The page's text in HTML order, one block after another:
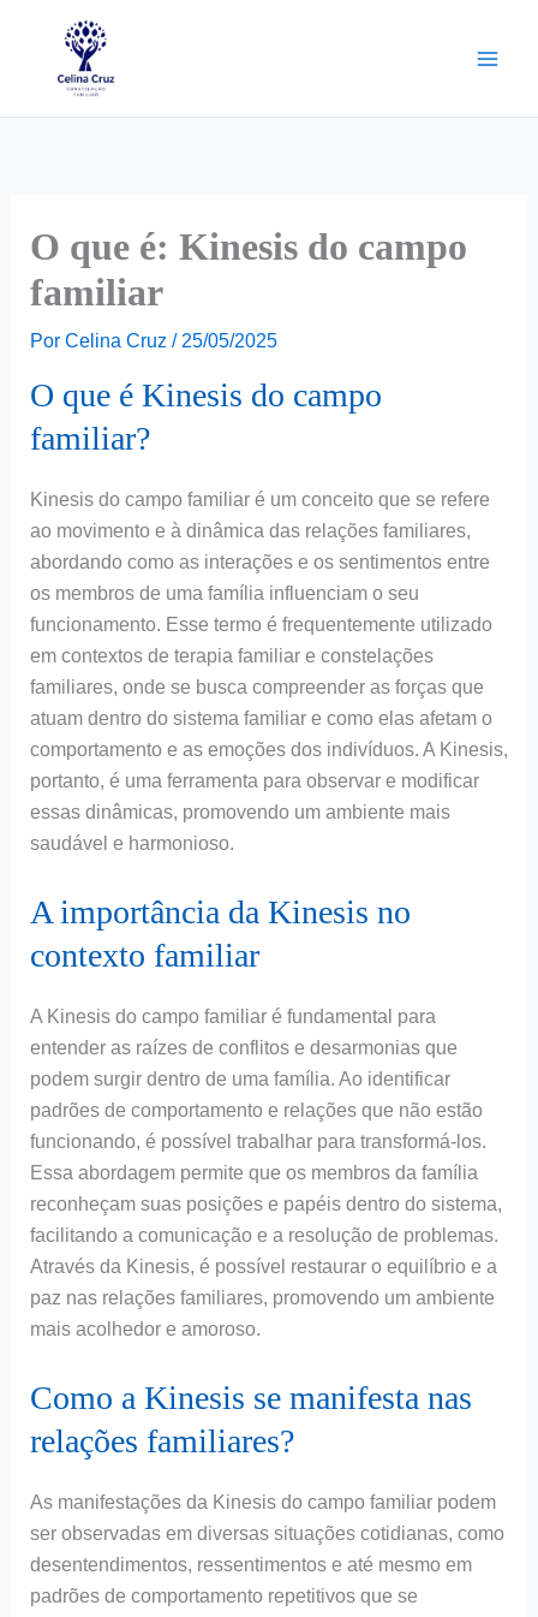
O que é: Kinesis do campo
familiar
Por Celina Cruz / 25/05/2025
O que é Kinesis do campo
familiar?
Kinesis do campo familiar é um conceito que se refere
ao movimento e à dinâmica das relações familiares,
abordando como as interações e os sentimentos entre
os membros de uma família influenciam o seu
funcionamento. Esse termo é frequentemente utilizado
em contextos de terapia familiar e constelações
familiares, onde se busca compreender as forças que
atuam dentro do sistema familiar e como elas afetam o
comportamento e as emoções dos indivíduos. A Kinesis,
portanto, é uma ferramenta para observar e modificar
essas dinâmicas, promovendo um ambiente mais
saudável e harmonioso.
A importância da Kinesis no
contexto familiar
A Kinesis do campo familiar é fundamental para
entender as raízes de conflitos e desarmonias que
podem surgir dentro de uma família. Ao identificar
padrões de comportamento e relações que não estão
funcionando, é possível trabalhar para transformá-los.
Essa abordagem permite que os membros da família
reconheçam suas posições e papéis dentro do sistema,
facilitando a comunicação e a resolução de problemas.
Através da Kinesis, é possível restaurar o equilíbrio e a
paz nas relações familiares, promovendo um ambiente
mais acolhedor e amoroso.
Como a Kinesis se manifesta nas
relações familiares?
As manifestações da Kinesis do campo familiar podem
ser observadas em diversas situações cotidianas, como
desentendimentos, ressentimentos e até mesmo em
padrões de comportamento repetitivos que se